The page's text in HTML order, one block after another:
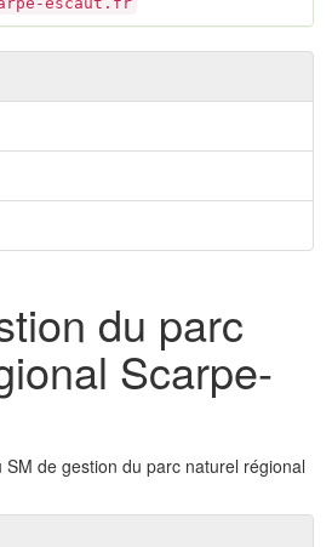
du parc
Scarpe-
de gestion du parc naturel régional